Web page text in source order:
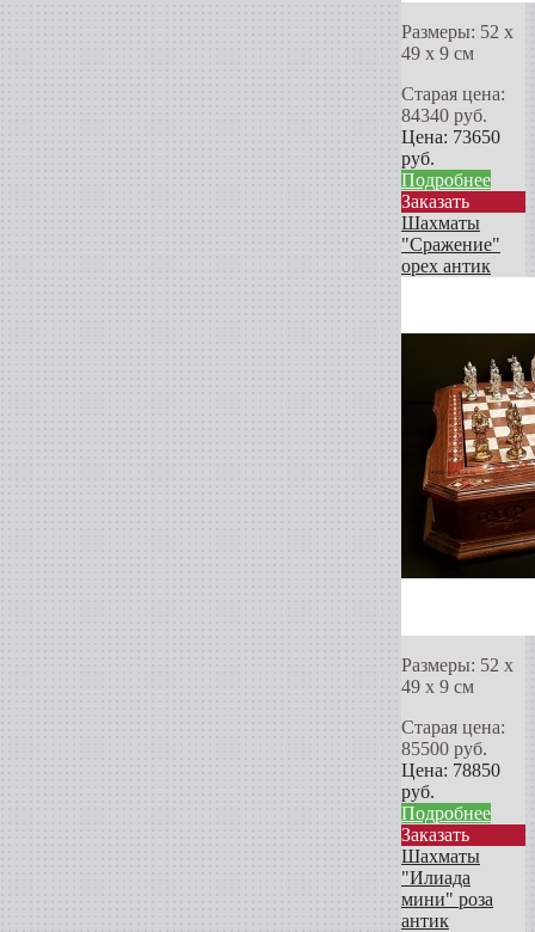
Размеры: 52 х
49 х 9 см
Старая цена:
84340 руб.
Цена: 73650
руб.
Подробнее
Заказать
Шахматы
"Сражение"
орех антик
Размеры: 52 х
49 х 9 см
Старая цена:
85500 руб.
Цена: 78850
руб.
Подробнее
Заказать
Шахматы
"Илиада
мини" роза
антик